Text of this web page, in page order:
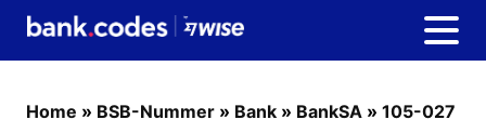
Home » BSB-Nummer » Bank » BankSA » 105-027